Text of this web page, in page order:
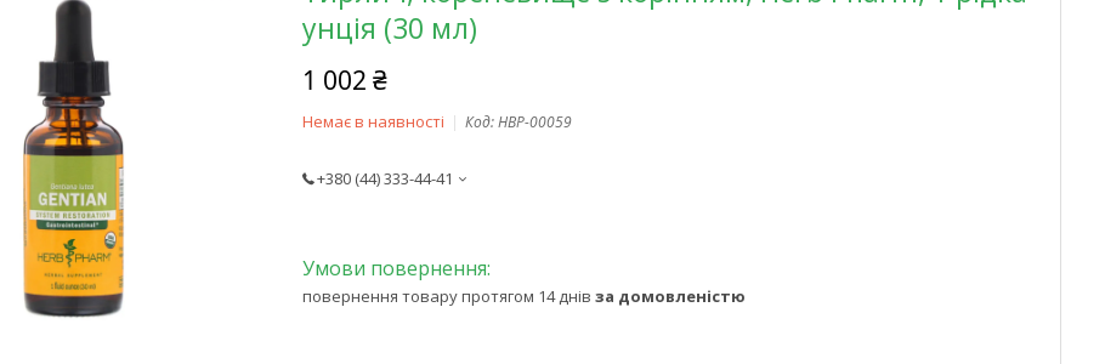
унція (30 мл)
1 002 ₴
Немає в наявності Код:HBP-00059
+380 (44) 333-44-41
повернення товару протягом 14 днів за домовленістю